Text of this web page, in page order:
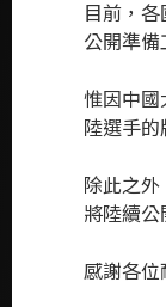
目前，
公開準
惟因中
陸選手的
除此之
將陸續公
感謝各位